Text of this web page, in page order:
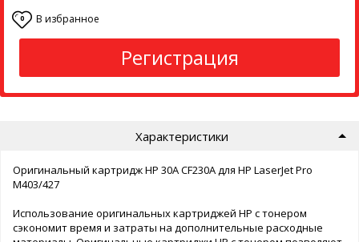
0 В избранное
Регистрация
Характеристики
Оригинальный картридж HP 30A CF230A для HP LaserJet Pro
M403/427
Использование оригинальных картриджей HP с тонером
сэкономит время и затраты на дополнительные расходные